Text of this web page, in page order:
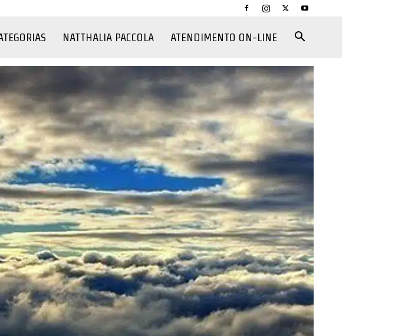
NATTHALIA PACCOLA ATENDIMENTO ON-LINE